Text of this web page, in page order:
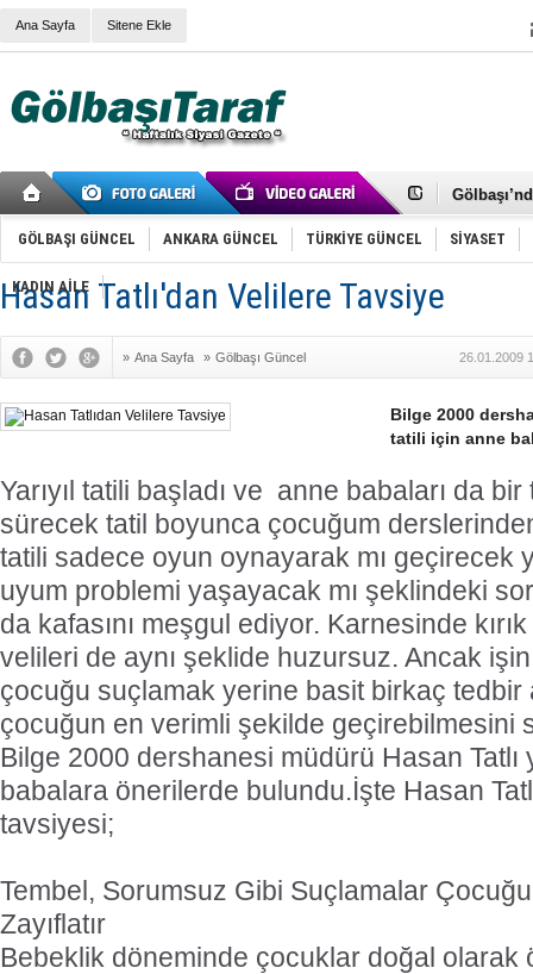
Ana Sayfa Sitene Ekle
Cemal
Samet
FAİZ
Mikail
Gölbaşı
GÖLBAŞI GÜNCEL ANKARA GÜNCEL TÜRKİYE GÜNCEL SİYASET
KADIN AİLE
Hasan Tatlı'dan Velilere Tavsiye
» Ana Sayfa » Gölbaşı Güncel 26.01.2009
Bilge 2000
tatili için anne
Yarıyıl tatili başladı ve anne babaları da bir
sürecek tatil boyunca çocuğum
tatili sadece oyun oynayarak mı geçirecek
uyum problemi yaşayacak mı şeklindeki
da kafasını meşgul ediyor. Karnesinde
velileri de aynı şeklide huzursuz. Ancak işin
çocuğu suçlamak yerine basit birkaç tedbir
çocuğun en verimli şekilde geçirebilmesini
Bilge 2000 dershanesi müdürü Hasan Tatlı
babalara önerilerde bulundu.İşte Hasan
tavsiyesi;
Tembel, Sorumsuz Gibi Suçlamalar
Zayıflatır
Bebeklik döneminde çocuklar doğal olarak